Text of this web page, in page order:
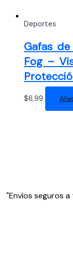
Deportes
Gafas
Fog –
$6,99
"Envíos seguros